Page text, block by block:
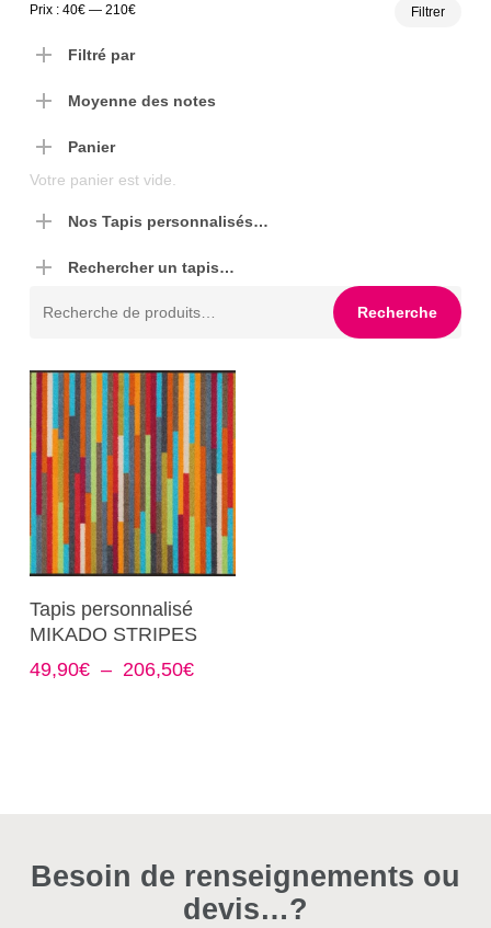
Filtrer
Prix : 40€— 210€
Filtré par
Moyenne des notes
Panier
Votre panier est vide.
Nos Tapis personnalisés…
Rechercher un tapis…
Recherche
Choix Des Options
produit
a
plusieurs
sur
Tapis personnalisé
MIKADO STRIPES
49,90€ – 206,50€Plage
Besoin de renseignements ou
devis…?